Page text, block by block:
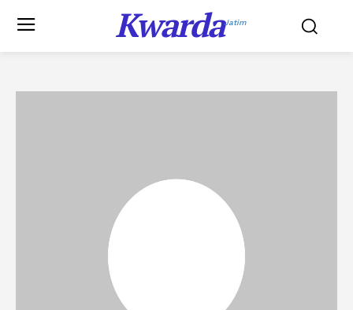
KwardaJatim